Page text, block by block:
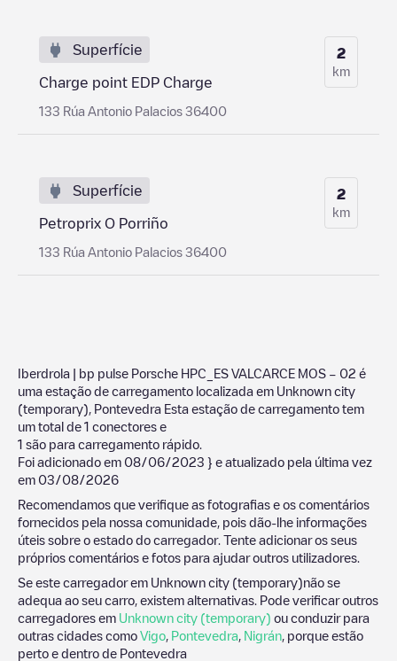
Superfície
Charge point EDP Charge
133 Rúa Antonio Palacios 36400
2
km
Superfície
Petroprix O Porriño
133 Rúa Antonio Palacios 36400
2
km
Iberdrola | bp pulse Porsche HPC_ES VALCARCE MOS – 02 é
uma estação de carregamento localizada em Unknown city
(temporary) Pontevedra Esta estação de carregamento tem
um total de 1 conectores e
1 são para carregamento rápido.
Foi adicionado em 08/06/2023 } e atualizado pela última vez
em 03/08/2026
Recomendamos que verifique as fotografias e os comentários
fornecidos pela nossa comunidade, pois dão-lhe informações
úteis sobre o estado do carregador. Tente adicionar os seus
próprios comentários e fotos para ajudar outros utilizadores.
Se este carregador em Unknown city (temporary)não se
adequa ao seu carro, existem alternativas. Pode verificar outros
carregadores em Unknown city (temporary) ou conduzir para
outras cidades como Vigo Pontevedra Nigrán , porque estão
perto e dentro de Pontevedra